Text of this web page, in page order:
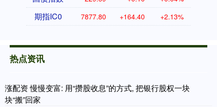
期指IC0 7877.80 +164.40 +2.13%
热点资讯
涨配资 慢慢变富: 用“攒股收息”的方式, 把银行股权一块
块“搬”回家